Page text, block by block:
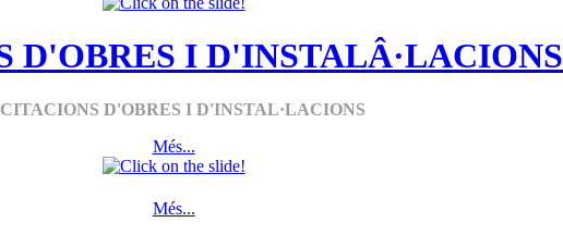
D'OBRES I D'INSTALÂ·LACIONS
D'OBRES I D'INSTAL·LACIONS
Més...
Més...